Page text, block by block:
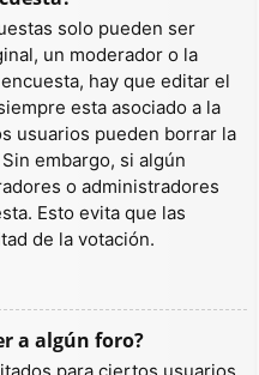
solo pueden ser
un moderador o la
hay que editar el
esta asociado a la
usuarios pueden borrar la
embargo, si algún
o administradores
Esto evita que las
de la votación.
a algún foro?
para ciertos usuarios